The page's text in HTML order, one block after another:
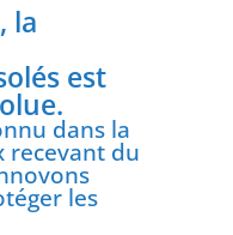
la
est
dans la
recevant du
les